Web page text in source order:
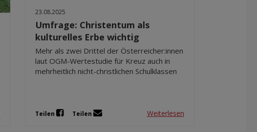
23.08.2025
Umfrage: Christentum als
kulturelles Erbe wichtig
Mehr als zwei Drittel der Österreicher:innen
laut OGM-Wertestudie für Kreuz auch in
mehrheitlich nicht-christlichen Schulklassen
Teilen Teilen Weiterlesen